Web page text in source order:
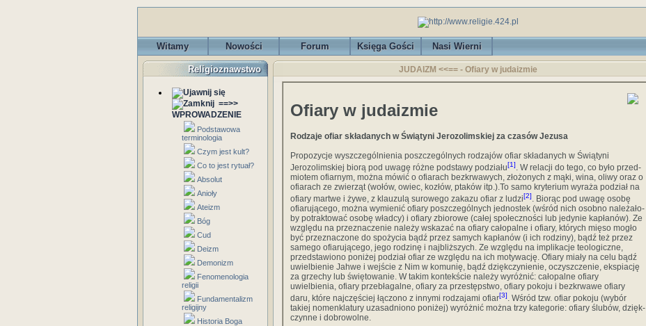
Witamy Nowości Forum Księga Gości Nasi Wierni
Religioznawstwo
==>>
WPROWADZENIE
Podstawowa
terminologia
Czym jest kult?
Co to jest rytuał?
Absolut
Anioły
Ateizm
Bóg
Cud
Deizm
Demonizm
Fenomenologia
religii
Fundamentalizm
religijny
Historia Boga
JUDAIZM <<== - Ofiary w judaizmie
Ofiary w judaizmie
Rodzaje ofiar składanych w Świątyni Jerozolimskiej za czasów Jezusa
Propozycje wyszczególnienia poszczególnych rodzajów ofiar składanych w Świątyni
Jerozolimskiej biorą pod uwagę różne podstawy podziału[1]. W relacji do tego, co było przed­
miotem ofiarnym, można mówić o ofiarach bezkrwawych, zło­żonych z mąki, wina, oliwy oraz o
ofiarach ze zwierząt (wołów, owiec, kozłów, ptaków itp.).To samo kryterium wyraża podział na
ofiary martwe i żywe, z klauzulą surowego zakazu ofiar z lu­dzi[2]. Biorąc pod uwagę osobę
ofiarującego, można wymienić ofiary poszczególnych jednostek (wśród nich osobno należało­
by potraktować osobę władcy) i ofiary zbiorowe (całej społecz­ności lub jedynie kapłanów). Ze
względu na przeznaczenie na­leży wskazać na ofiary całopalne i ofiary, których mięso mogło
być przeznaczone do spożycia bądź przez samych kapłanów (i ich rodziny), bądź też przez
samego ofiarującego, jego ro­dzinę i najbliższych. Ze względu na implikacje teologiczne,
przedstawiono poniżej podział ofiar ze względu na ich moty­wację. Ofiary miały na celu bądź
uwielbienie Jahwe i wejście z Nim w komunię, bądź dziękczynienie, oczyszczenie, ekspia­cję
za grzechy lub świętowanie. W takim kontekście należy wyróżnić: całopalne ofiary
uwielbienia, ofiary przebłagalne, ofiary za przestępstwo, ofiary pokoju i bezkrwawe ofiary
daru, które najczęściej łączono z innymi rodzajami ofiar[3]. Wśród tzw. ofiar pokoju (wybór
takiej nomenklatury uzasadniono po­niżej) wyróżnić można trzy kategorie: ofiary ślubów, dzięk­
czynne i dobrowolne.